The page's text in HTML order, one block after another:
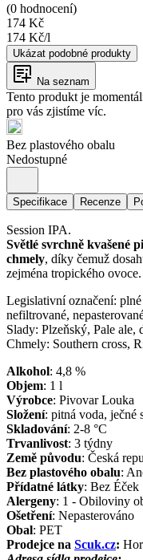
(0 hodnocení)
174 Kč
174 Kč/l
Ukázat podobné produkty
Na seznam
Tento produkt je
pro vás zjistíme víc.
Bez plastového obalu
Nedostupné
Specifikace Recenze
Session IPA.
Světlé svrchně kvašené
chmely, díky čemuž
zejména tropického ovoce.
Legislativní označení:
nefiltrované,
Slady: Plzeňský, Pale ale,
Chmely: Southern cross,
Alkohol: 4,8 %
Objem: 1 l
Výrobce: Pivovar Louka
Složení: pitná voda, ječné
Skladování: 2-8 °C
Trvanlivost: 3 týdny
Země původu: Česká
Bez plastového obalu:
Přídatné látky: Bez Éček
Alergeny: 1 - Obiloviny
Ošetření: Nepasterováno
Obal: PET
Prodejce na Scuk.cz: